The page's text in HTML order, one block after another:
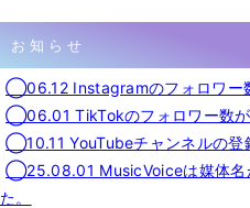
お知らせ
◯06.12 Instagramのフォロワー
◯06.01 TikTokのフォロワー数が
◯10.11 YouTubeチャンネルの登
◯25.08.01 MusicVoiceは媒体名
た。